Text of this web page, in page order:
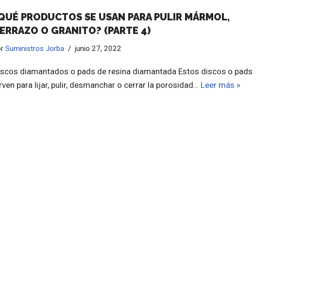
PRODUCTOS SE USAN PARA PULIR MÁRMOL,
O GRANITO? (PARTE 4)
Suministros Jorba junio 27, 2022
diamantados o pads de resina diamantada Estos discos o pads
para lijar, pulir, desmanchar o cerrar la porosidad… Leer más »